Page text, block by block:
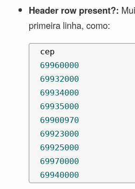
Header row present?:
primeira linha, como:
69960000
69932000
69934000
69935000
69900970
69923000
69925000
69970000
69940000